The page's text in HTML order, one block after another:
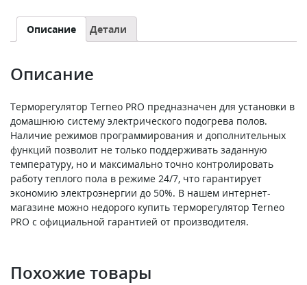
Описание Детали
Описание
Терморегулятор Terneo PRO предназначен для установки в
домашнюю систему электрического подогрева полов.
Наличие режимов программирования и дополнительных
функций позволит не только поддерживать заданную
температуру, но и максимально точно контролировать
работу теплого пола в режиме 24/7, что гарантирует
экономию электроэнергии до 50%. В нашем интернет-
магазине можно недорого купить терморегулятор Terneo
PRO с официальной гарантией от производителя.
Похожие товары